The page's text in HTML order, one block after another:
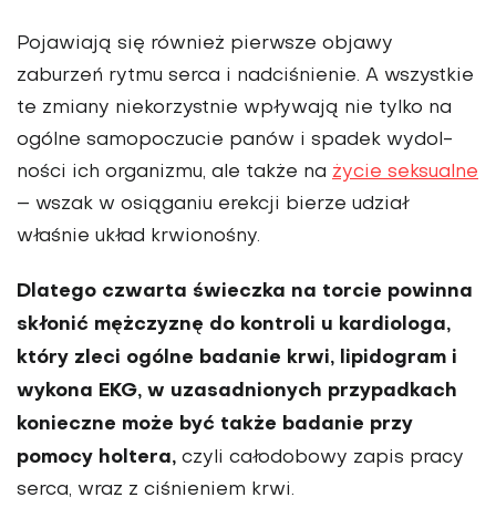
Pojawiają się również pierwsze objawy
zaburzeń rytmu serca i nadciśnienie. A wszystkie
te zmiany niekorzystnie wpływają nie tylko na
ogól­ne samopoczucie panów i spadek wydol­
ności ich organizmu, ale także na życie seksualne
– wszak w osiąganiu erekcji bierze udział
właśnie układ krwionośny.
Dlatego czwarta świeczka na torcie powinna
skłonić mężczyznę do kontroli u kardiologa,
który zleci ogólne badanie krwi, lipidogram i
wykona EKG, w uza­sadnionych przypadkach
konieczne może być także badanie przy
pomocy holtera, czyli całodobowy zapis pracy
serca, wraz z ciśnieniem krwi.